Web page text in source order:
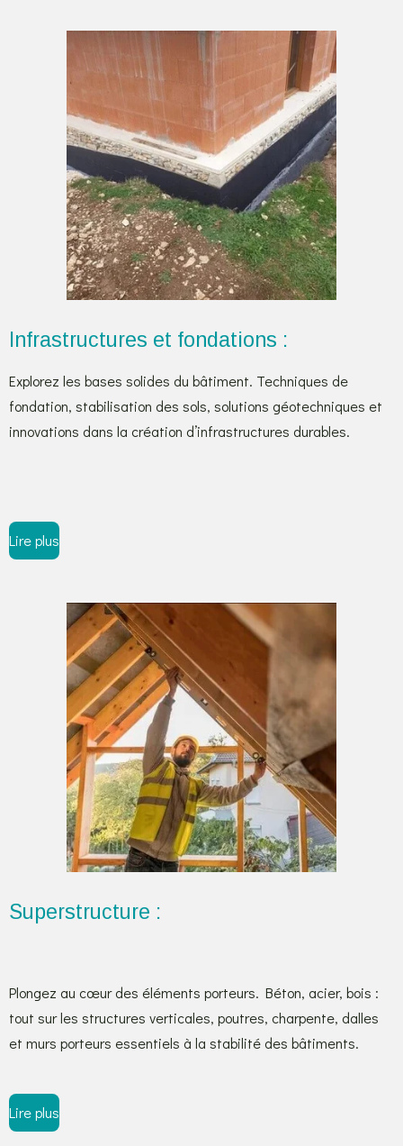
Infrastructures et fondations :
Explorez les bases solides du bâtiment. Techniques de
fondation, stabilisation des sols, solutions géotechniques et
innovations dans la création d’infrastructures durables.
Lire plus
Superstructure :
Plongez au cœur des éléments porteurs. Béton, acier, bois :
tout sur les structures verticales, poutres, charpente, dalles
et murs porteurs essentiels à la stabilité des bâtiments.
Lire plus